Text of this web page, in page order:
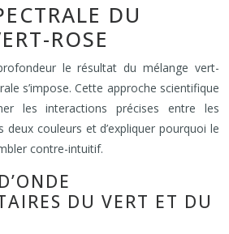
DU
ROSE
le résultat du mélange vert-
s’impose. Cette approche scientifique
les interactions précises entre les
deux couleurs et d’expliquer pourquoi le
contre-intuitif.
DU VERT ET DU